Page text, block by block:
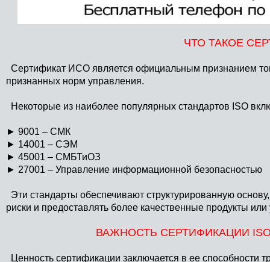
ЧТО ТАКОЕ
Сертификат ИСО является официальным признанием
признанных норм управления.
Некоторые из наиболее популярных стандартов ISO
► 9001 – СМК
► 14001 – СЭМ
► 45001 – СМБТиОЗ
► 27001 – Управление информационной безопасностью
Эти стандарты обеспечивают структурированную
риски и предоставлять более качественные продукты или
ВАЖНОСТЬ СЕРТИФИКАЦИИ
Ценность сертификации заключается в ее способности